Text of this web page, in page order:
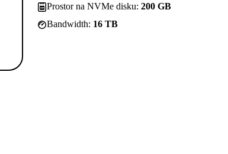
Prostor na NVMe disku: 200 GB
Bandwidth: 16 TB